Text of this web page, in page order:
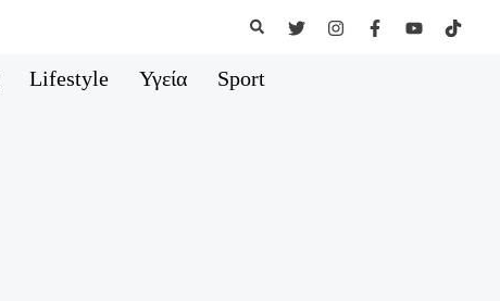
Αναζήτηση
Lifestyle Υγεία
Sport